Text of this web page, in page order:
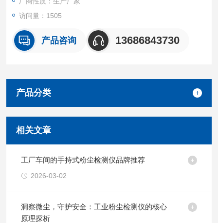
访问量：1505
产品咨询 13686843730
产品分类
相关文章
工厂车间的手持式粉尘检测仪品牌推荐
2026-03-02
洞察微尘，守护安全：工业粉尘检测仪的核心
原理探析